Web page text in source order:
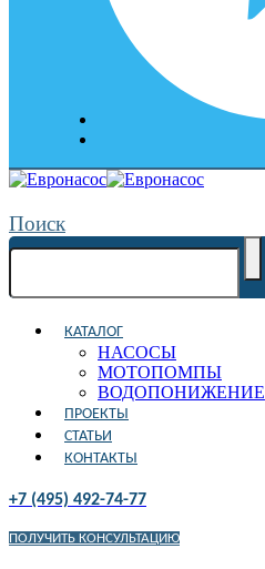
Поиск
КАТАЛОГ
НАСОСЫ
МОТОПОМПЫ
ВОДОПОНИЖЕНИЕ
ПРОЕКТЫ
СТАТЬИ
КОНТАКТЫ
+7 (495) 492-74-77
ПОЛУЧИТЬ КОНСУЛЬТАЦИЮ